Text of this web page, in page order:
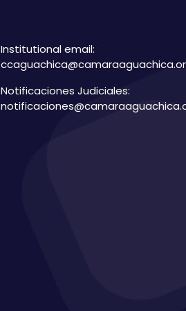
Institutional email:
Notificaciones Judiciales: